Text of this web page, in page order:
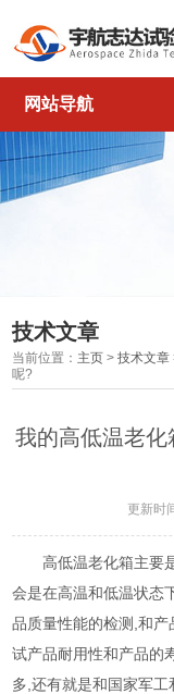
网站导航
技术文章
当前位置： 主页 >技术文章
呢?
我的高低温老化
更新时
高低温老化箱主要是
会是在高温和低温状态
品质量性能的检测,和产
试产品耐用性和产品的
多,还有就是和国家军工